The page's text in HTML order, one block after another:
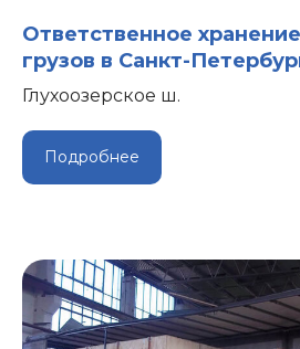
Ответственное
грузов в Санкт-
Глухоозерское ш.
Подробнее